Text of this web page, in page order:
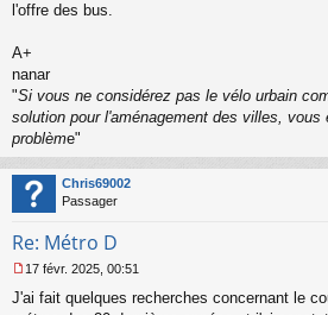
l'offre des bus.
A+
nanar
"Si vous ne considérez pas le vélo urbain
solution pour l'aménagement des villes, vous
problème"
Chris69002
Passager
Re: Métro D
e
17 févr. 2025, 00:51
J'ai fait quelques recherches concernant le